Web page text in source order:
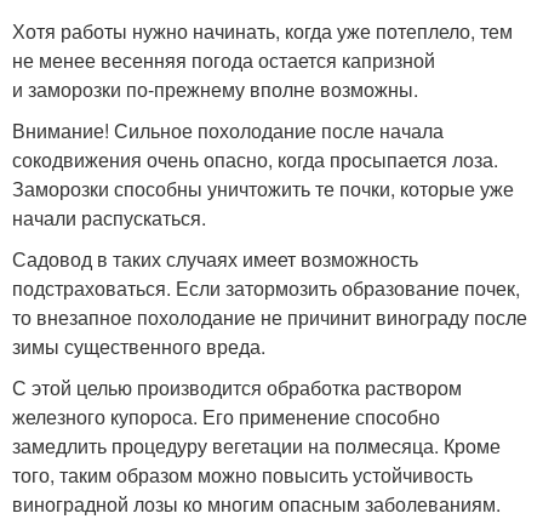
Хотя работы нужно начинать, когда уже потеплело, тем
не менее весенняя погода остается капризной
и заморозки по-прежнему вполне возможны.
Внимание! Сильное похолодание после начала
сокодвижения очень опасно, когда просыпается лоза.
Заморозки способны уничтожить те почки, которые уже
начали распускаться.
Садовод в таких случаях имеет возможность
подстраховаться. Если затормозить образование почек,
то внезапное похолодание не причинит винограду после
зимы существенного вреда.
С этой целью производится обработка раствором
железного купороса. Его применение способно
замедлить процедуру вегетации на полмесяца. Кроме
того, таким образом можно повысить устойчивость
виноградной лозы ко многим опасным заболеваниям.